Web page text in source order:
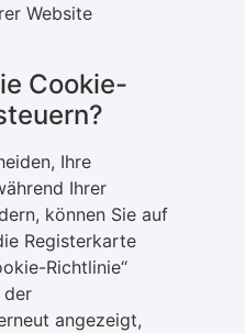
Website
Cookie-
Ihre
Ihrer
können Sie auf
Registerkarte
Richtlinie“
der
angezeigt,